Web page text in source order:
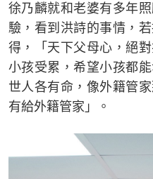
徐乃麟就和老婆有多年
驗，看到洪詩的事情，
得，「天下父母心，絕
小孩受累，希望小孩都
世人各有命，像外籍管
有給外籍管家」。